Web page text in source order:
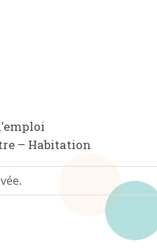
– Habitation